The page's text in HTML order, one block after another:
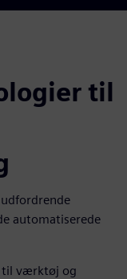
til
automatiserede
til værktøj og